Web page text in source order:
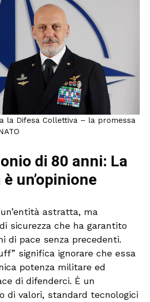
la Difesa Collettiva – la promessa
di 80 anni: La
un’opinione
astratta, ma
sicurezza che ha garantito
di pace senza precedenti.
significa ignorare che essa
potenza militare ed
di difenderci. È un
di valori, standard tecnologici